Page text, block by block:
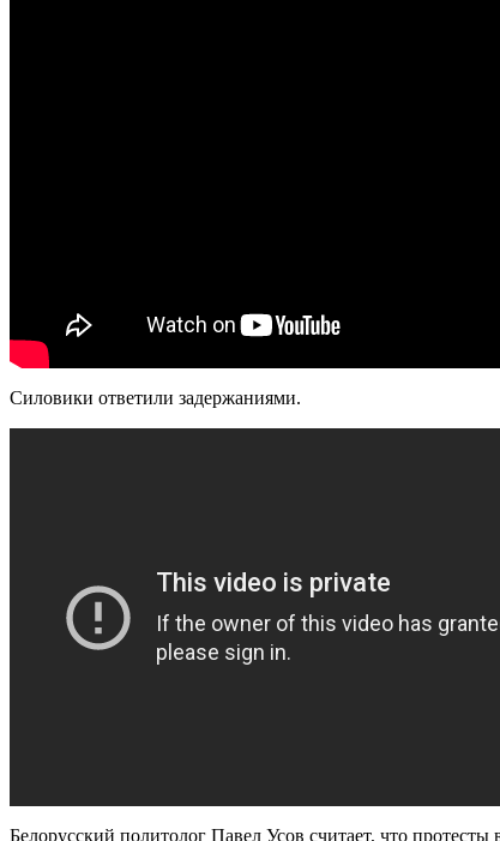
Силовики ответили задержаниями.
Белорусский политолог Павел Усов считает, что